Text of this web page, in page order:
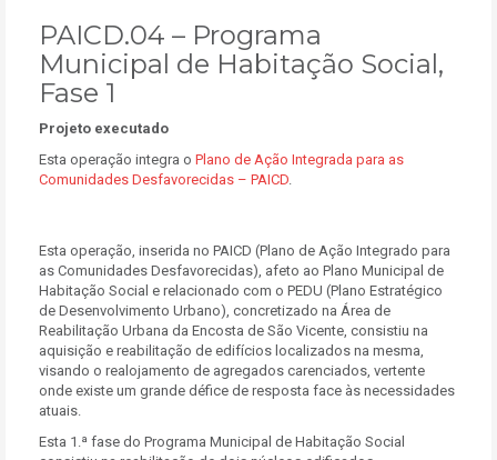
PAICD.04 – Programa
Municipal de Habitação Social,
Fase 1
Projeto executado
Esta operação integra o Plano de Ação Integrada para as
Comunidades Desfavorecidas – PAICD.
Esta operação, inserida no PAICD (Plano de Ação Integrado para
as Comunidades Desfavorecidas), afeto ao Plano Municipal de
Habitação Social e relacionado com o PEDU (Plano Estratégico
de Desenvolvimento Urbano), concretizado na Área de
Reabilitação Urbana da Encosta de São Vicente, consistiu na
aquisição e reabilitação de edifícios localizados na mesma,
visando o realojamento de agregados carenciados, vertente
onde existe um grande défice de resposta face às necessidades
atuais.
Esta 1.ª fase do Programa Municipal de Habitação Social